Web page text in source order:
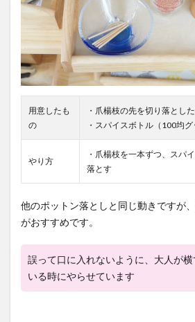
用意したも
の
・爪楊枝の先を切り落とし
・スパイスボトル（100均グ
やり方
・爪楊枝を一本ずつ、スパ
落とす
他のポットン落としと同じ動きですが
がおすすめです。
誤って口に入れないように、大人が横
いる時にやらせています